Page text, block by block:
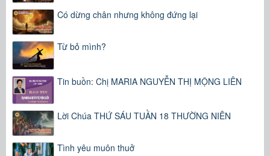
Có dừng chân nhưng không đứng lại
Từ bỏ mình?
Tin buồn: Chị MARIA NGUYỄN THỊ MỘNG LIÊN
Lời Chúa THỨ SÁU TUẦN 18 THƯỜNG NIÊN
Tình yêu muôn thuở